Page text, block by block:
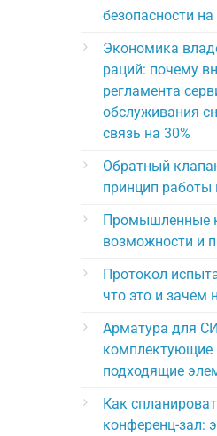
безопасности
Экономика
раций: почему
регламента
обслуживания
связь на 30%
Обратный
принцип работы
Промышленные
возможности и
Протокол
что это и зачем
Арматура для
комплектующие
подходящие
Как
конференц-зал: